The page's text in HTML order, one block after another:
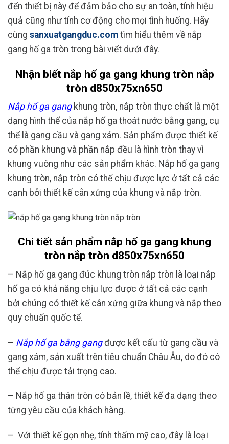
đến thiết bị này để đảm bảo cho sự an toàn, tính hiệu
quả cũng như tính cơ động cho mọi tình huống. Hãy
cùng sanxuatgangduc.com tìm hiểu thêm về nắp
gang hố ga tròn trong bài viết dưới đây.
Nhận biết nắp hố ga gang khung tròn nắp
tròn d850x75xn650
Nắp hố ga gangkhung tròn, nắp tròn thực chất là một
dạng hình thể của nắp hố ga thoát nước bằng gang, cụ
thể là gang cầu và gang xám. Sản phẩm được thiết kế
có phần khung và phần nắp đều là hình tròn thay vì
khung vuông như các sản phẩm khác. Nắp hố ga gang
khung tròn, nắp tròn có thể chịu được lực ở tất cả các
cạnh bởi thiết kế cân xứng của khung và nắp tròn.
Chi tiết sản phẩm nắp hố ga gang khung
tròn nắp tròn d850x75xn650
– Nắp hố ga gang đúc khung tròn nắp tròn là loại nắp
hố ga có khả năng chịu lực được ở tất cả các cạnh
bởi chúng có thiết kế cân xứng giữa khung và nắp theo
quy chuẩn quốc tế.
– Nắp hố ga bằng gangđược kết cấu từ gang cầu và
gang xám, sản xuất trên tiêu chuẩn Châu Âu, do đó có
thể chịu được tải trọng cao.
– Nắp hố ga thân tròn có bản lề, thiết kế đa dạng theo
từng yêu cầu của khách hàng.
– Với thiết kế gọn nhẹ, tính thẩm mỹ cao, đây là loại